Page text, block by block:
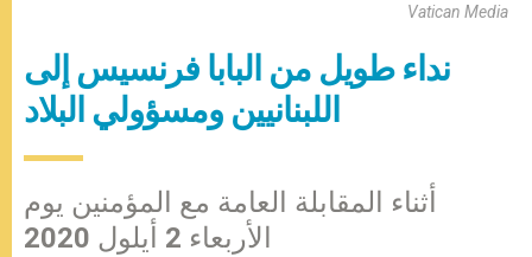
Vatican Media
نداء طويل من البابا فرنسيس إلى
اللبنانيين ومسؤولي البلاد
أثناء المقابلة العامة مع المؤمنين يوم
الأربعاء 2 أيلول 2020